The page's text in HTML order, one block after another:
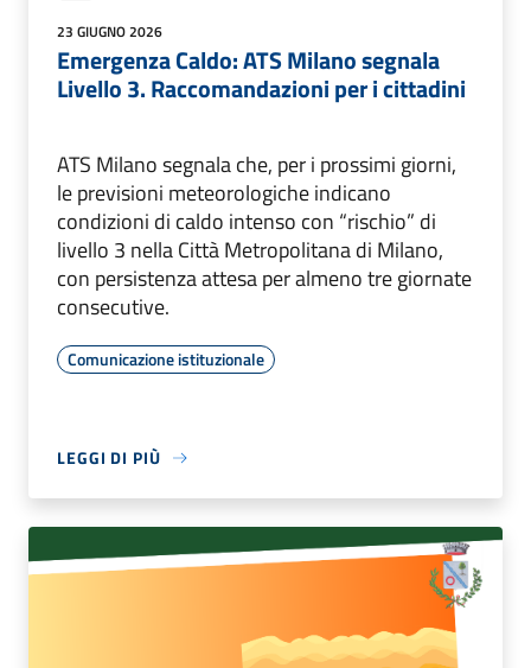
23 GIUGNO 2026
Emergenza Caldo: ATS Milano segnala
Livello 3. Raccomandazioni per i cittadini
ATS Milano segnala che, per i prossimi giorni,
le previsioni meteorologiche indicano
condizioni di caldo intenso con “rischio” di
livello 3 nella Città Metropolitana di Milano,
con persistenza attesa per almeno tre giornate
consecutive.
Comunicazione istituzionale
LEGGI DI PIÙ